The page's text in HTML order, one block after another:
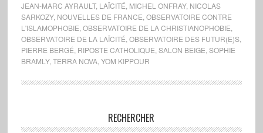
JEAN-MARC AYRAULT, LAÏCITÉ MICHEL ONFRAY, NICOLAS
SARKOZY, NOUVELLES DE FRANCE OBSERVATOIRE CONTRE
L'ISLAMOPHOBIE OBSERVATOIRE DE LA CHRISTIANOPHOBIE
OBSERVATOIRE DE LA LAÏCITÉ OBSERVATOIRE DES FUTUR(E)S,
PIERRE BERGÉ RIPOSTE CATHOLIQUE SALON BEIGE SOPHIE
BRAMLY, TERRA NOVA, YOM KIPPOUR
RECHERCHER